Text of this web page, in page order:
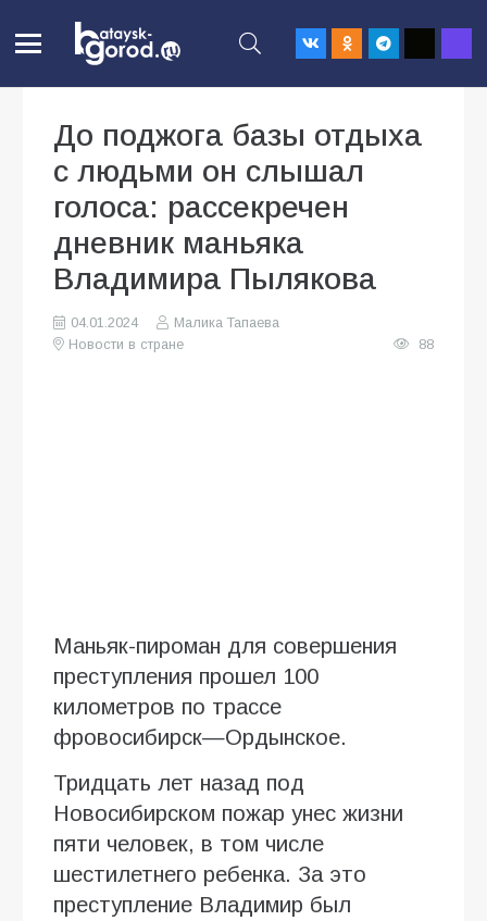
До поджога базы отдыха
с людьми он слышал
голоса: рассекречен
дневник маньяка
Владимира Пылякова
04.01.2024
Малика Тапаева
Новости в стране
88
Маньяк-пироман для совершения
преступления прошел 100
километров по трассе
фровосибирск—Ордынское.
Тридцать лет назад под
Новосибирском пожар унес жизни
пяти человек, в том числе
шестилетнего ребенка. За это
преступление Владимир был